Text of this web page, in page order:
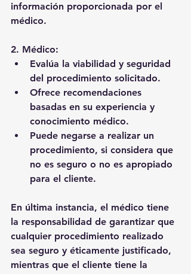
información proporcionada por el
médico.
2. Médico:
Evalúa la viabilidad y seguridad
del procedimiento solicitado.
Ofrece recomendaciones
basadas en su experiencia y
conocimiento médico.
Puede negarse a realizar un
procedimiento, si considera que
no es seguro o no es apropiado
para el cliente.
En última instancia, el médico tiene
la responsabilidad de garantizar que
cualquier procedimiento realizado
sea seguro y éticamente justificado,
mientras que el cliente tiene la